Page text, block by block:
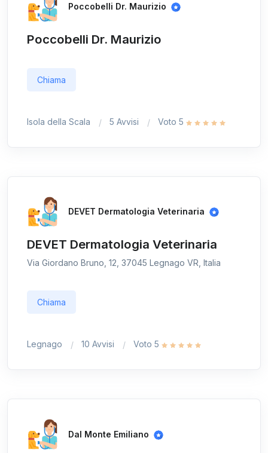
Poccobelli Dr. Maurizio
Poccobelli Dr. Maurizio
Chiama
Isola della Scala 5 Avvisi Voto 5
DEVET Dermatologia Veterinaria
DEVET Dermatologia Veterinaria
Via Giordano Bruno, 12, 37045 Legnago VR, Italia
Chiama
Legnago 10 Avvisi Voto 5
Dal Monte Emiliano